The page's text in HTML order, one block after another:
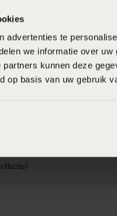
advertenties te
we informatie over
kunnen deze
op basis van uw gebruik